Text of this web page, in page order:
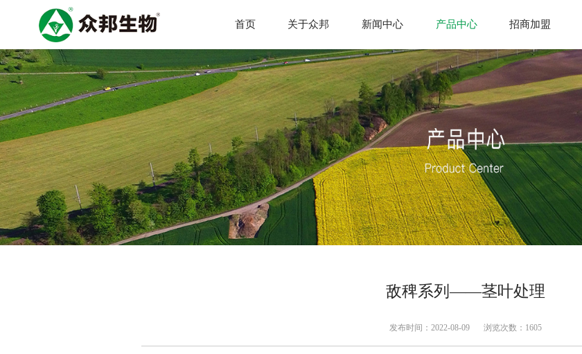
首页 关于众邦 新闻中心 产品中心 招商加盟
敌稗系列——茎叶处理
发布时间：2022-08-09 浏览次数：1605